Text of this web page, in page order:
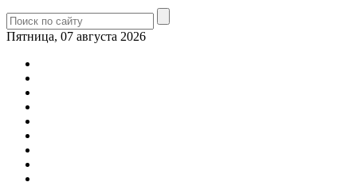
Пятница, 07 августа 2026